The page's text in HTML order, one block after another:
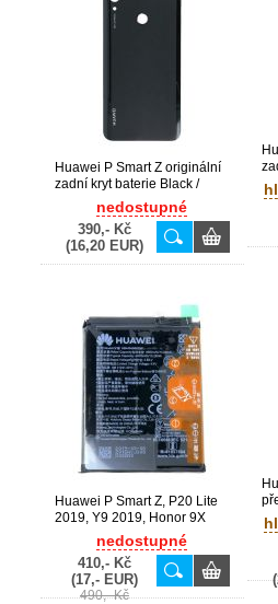
Huawei P Smart Z originální
zadní kryt baterie Black /
černý (Bulk)nedostupné
390,- Kč
(16,20 EUR)
Huawei P Smart Z, P20 Lite
2019, Y9 2019, Honor 9X
originální baterie
HB446486ECW 4000 mAh
(Service Pack) - 24022915
nedostupné
410,- Kč
(17,- EUR)
490,- Kč